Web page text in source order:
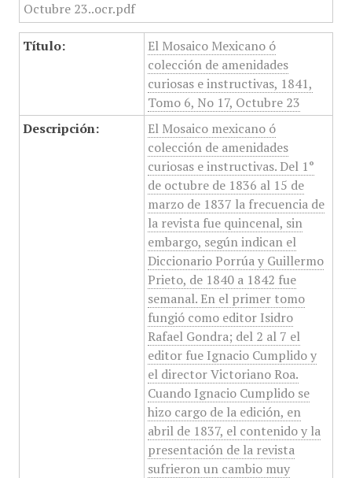
Título:
El Mosaico Mexicano ó
colección de amenidades
curiosas e instructivas, 1841,
Tomo 6, No 17, Octubre 23
Descripción:
El Mosaico mexicano ó
colección de amenidades
curiosas e instructivas. Del 1°
de octubre de 1836 al 15 de
marzo de 1837 la frecuencia de
la revista fue quincenal, sin
embargo, según indican el
Diccionario Porrúa y Guillermo
Prieto, de 1840 a 1842 fue
semanal. En el primer tomo
fungió como editor Isidro
Rafael Gondra; del 2 al 7 el
editor fue Ignacio Cumplido y
el director Victoriano Roa.
Cuando Ignacio Cumplido se
hizo cargo de la edición, en
abril de 1837, el contenido y la
presentación de la revista
sufrieron un cambio muy